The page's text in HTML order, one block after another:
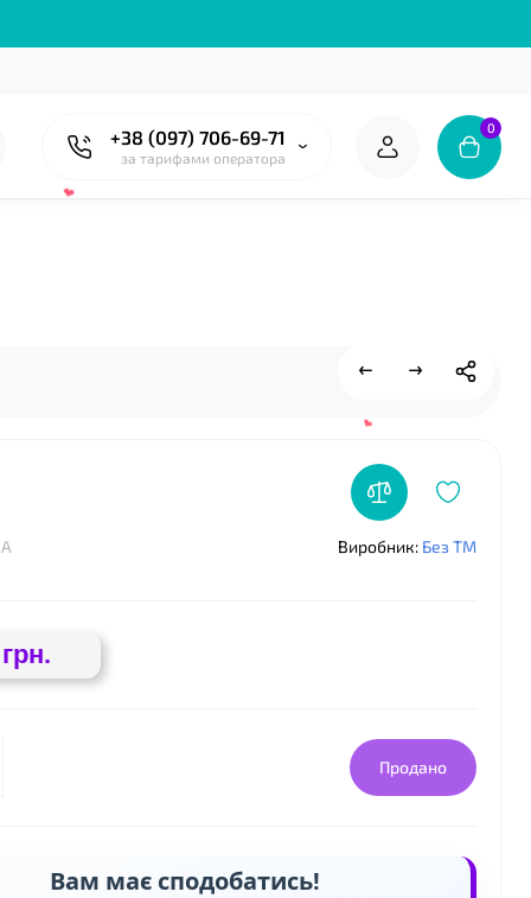
+38 (097) 706-69-71
за тарифами оператора
0
Виробник: Без ТМ
Продано
Вам має сподобатись!